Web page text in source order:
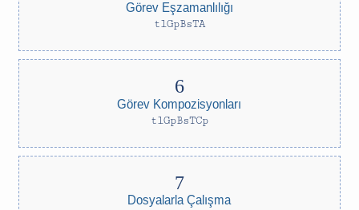
Görev Eşzamanlılığı
tlGpBsTA
Görev Kompozisyonları
tlGpBsTCp
Dosyalarla Çalışma